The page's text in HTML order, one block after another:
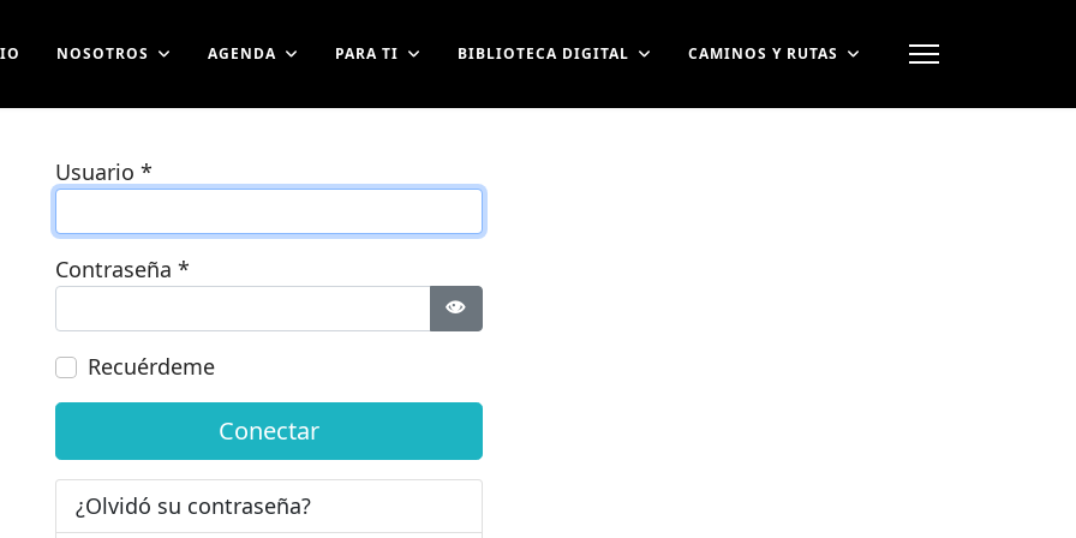
NOSOTROS AGENDA PARA TI BIBLIOTECA DIGITAL CAMINOS Y RUTAS
Usuario *
Contraseña *
Mostrar contraseña
Recuérdeme
Conectar
¿Olvidó su contraseña?